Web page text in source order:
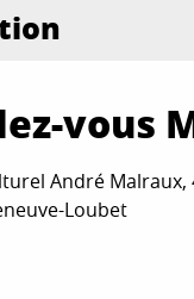
vous
André
Loubet